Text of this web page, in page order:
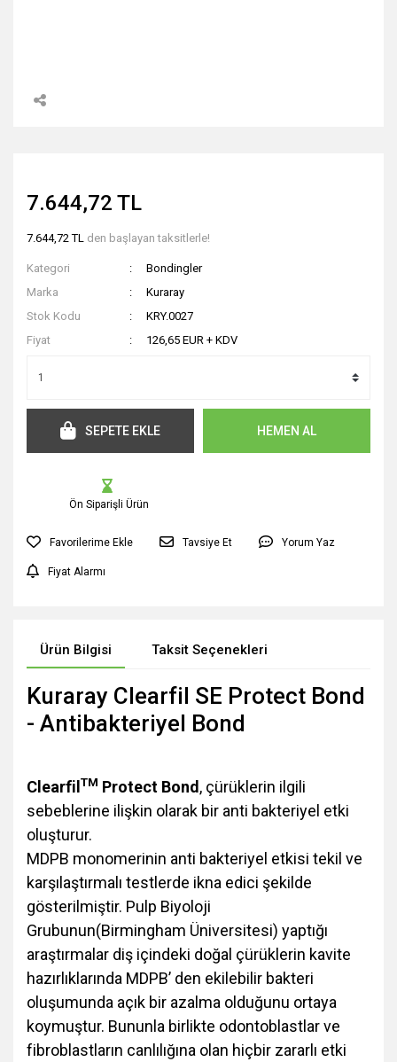
7.644,72 TL
7.644,72 TL den başlayan taksitlerle!
Kategori
Bondingler
Marka
Kuraray
Stok Kodu
KRY.0027
Fiyat
126,65 EUR + KDV
SEPETE EKLE HEMEN AL
Ön Siparişli Ürün
Tavsiye Et Yorum Yaz
Fiyat Alarmı
Ürün Bilgisi Taksit Seçenekleri
Kuraray Clearfil SE Protect Bond
- Antibakteriyel Bond
Clearfil TM Protect Bond , çürüklerin ilgili
sebeblerine ilişkin olarak bir anti bakteriyel etki
oluşturur.
MDPB monomerinin anti bakteriyel etkisi tekil ve
karşılaştırmalı testlerde ikna edici şekilde
gösterilmiştir. Pulp Biyoloji
Grubunun(Birmingham Üniversitesi) yaptığı
araştırmalar diş içindeki doğal çürüklerin kavite
hazırlıklarında MDPB’ den ekilebilir bakteri
oluşumunda açık bir azalma olduğunu ortaya
koymuştur. Bununla birlikte odontoblastlar ve
fibroblastların canlılığına olan hiçbir zararlı etki